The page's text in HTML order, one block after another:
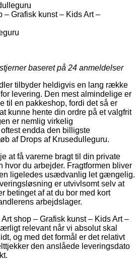
– Grafisk kunst – Kids Art –
baseret på 24 anmeldelser
tilbyder heldigvis en lang række
levering. Den mest almindelige er
til en pakkeshop, fordi det så er
kunne hente din ordre på et valgfrit
er nemlig virkelig
endda den billigste
af Drops af Krusedulleguru.
at få varerne bragt til din private
hvor du arbejder. Fragtformen bliver
ligeledes usædvanlig let gængelig.
er utvivlsomt selv at
betinget af at du bor med kort
arbejdslager.
shop – Grafisk kunst – Kids Art –
relevant når vi absolut skal
og med det formål er det relativt
den anslåede leveringsdato